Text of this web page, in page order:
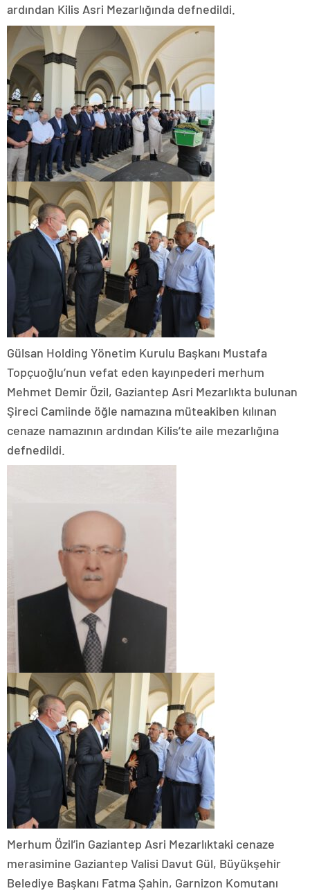
ardından Kilis Asri Mezarlığında defnedildi.
Gülsan Holding Yönetim Kurulu Başkanı Mustafa
Topçuoğlu’nun vefat eden kayınpederi merhum
Mehmet Demir Özil, Gaziantep Asri Mezarlıkta bulunan
Şireci Camiinde öğle namazına müteakiben kılınan
cenaze namazının ardından Kilis’te aile mezarlığına
defnedildi.
Merhum Özil’in Gaziantep Asri Mezarlıktaki cenaze
merasimine Gaziantep Valisi Davut Gül, Büyükşehir
Belediye Başkanı Fatma Şahin, Garnizon Komutanı